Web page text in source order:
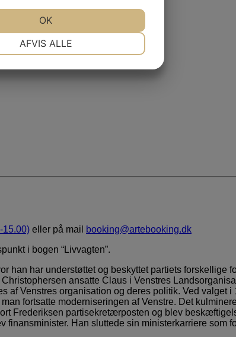
15.00) eller på mail
booking@artebooking.dk
i bogen “Livvagten”.
han har understøttet og beskyttet partiets forskellige
ansatte Claus i Venstres
Venstres organisation og deres politik. Ved valget
fortsatte moderniseringen af Venstre. Det
Frederiksen partisekretærposten og blev
Han sluttede sin ministerkarriere som
AFVIS ALLE
OK